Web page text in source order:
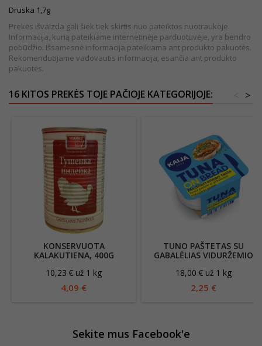
Druska 1,7g
Prekės išvaizda gali šiek tiek skirtis nuo pateiktos nuotraukoje.
Informacija, kurią pateikiame internetinėje parduotuvėje, yra bendro
pobūdžio. Išsamesnė informacija pateikiama ant produkto pakuotės.
Rekomenduojame vadovautis informacija, esančia ant produkto
pakuotės.
16 KITOS PREKĖS TOJE PAČIOJE KATEGORIJOJE: >
KONSERVUOTA
KALAKUTIENA, 400G
10,23 € už 1 kg
4,09 €
TUNO PAŠTETAS SU
GABALĖLIAS VIDURŽEMIO
KAIJA 125G
18,00 € už 1 kg
2,25 €
Sekite mus Facebook'e